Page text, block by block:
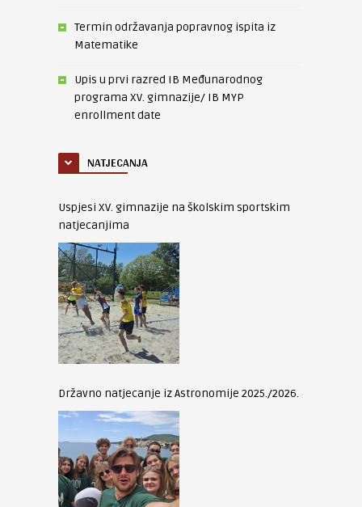
Termin održavanja popravnog ispita iz
Matematike
Upis u prvi razred IB Međunarodnog
programa XV. gimnazije/ IB MYP
enrollment date
NATJECANJA
Uspjesi XV. gimnazije na školskim sportskim
natjecanjima
Državno natjecanje iz Astronomije 2025./2026.